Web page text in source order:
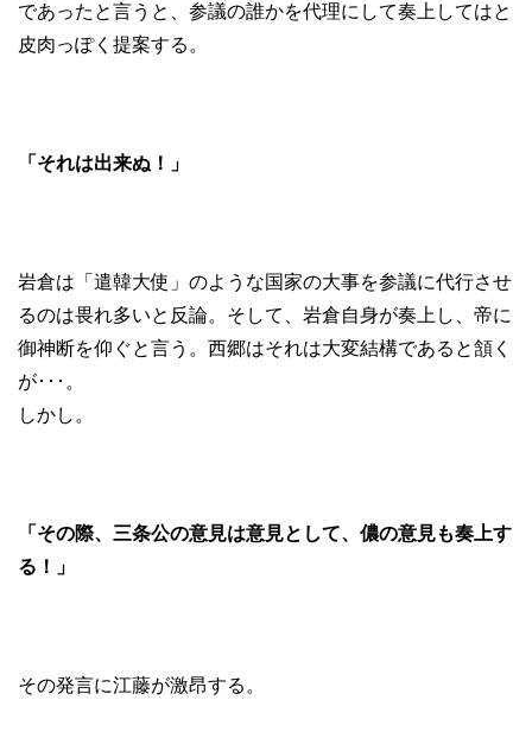
であったと言うと、参議の誰かを代理にして奏上してはと
皮肉っぽく提案する。
「それは出来ぬ！」
岩倉は「遣韓大使」のような国家の大事を参議に代行させ
るのは畏れ多いと反論。そして、岩倉自身が奏上し、帝に
御神断を仰ぐと言う。西郷はそれは大変結構であると頷く
が･･･。
しかし。
「その際、三条公の意見は意見として、儂の意見も奏上す
る！」
その発言に江藤が激昂する。